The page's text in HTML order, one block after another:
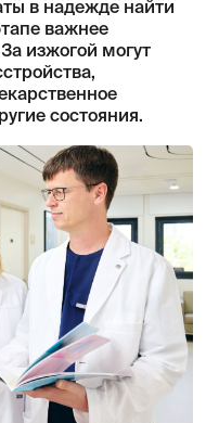
в надежде найти
важнее
изжогой могут
состояния.